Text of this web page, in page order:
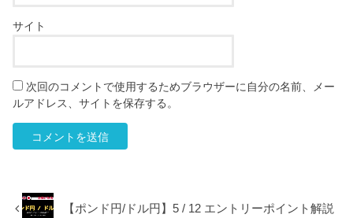
サイト
次回のコメントで使用するためブラウザーに自分の名前、メー
ルアドレス、サイトを保存する。
【ポンド円/ドル円】5 / 12 エントリーポイント解説